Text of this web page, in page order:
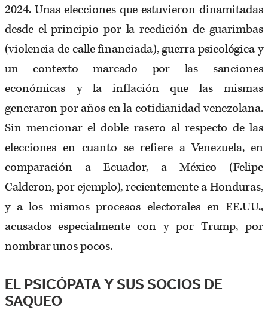
2024. Unas elecciones que estuvieron dinamitadas
desde el principio por la reedición de guarimbas
(violencia de calle financiada), guerra psicológica y
un contexto marcado por las sanciones
económicas y la inflación que las mismas
generaron por años en la cotidianidad venezolana.
Sin mencionar el doble rasero al respecto de las
elecciones en cuanto se refiere a Venezuela, en
comparación a Ecuador, a México (Felipe
Calderon, por ejemplo), recientemente a Honduras,
y a los mismos procesos electorales en EE.UU.,
acusados especialmente con y por Trump, por
nombrar unos pocos.
EL PSICÓPATA Y SUS SOCIOS DE
SAQUEO